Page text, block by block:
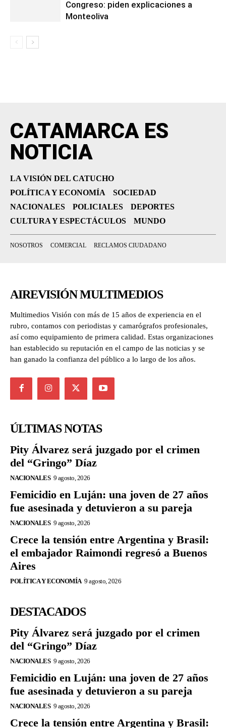
Congreso: piden explicaciones a
Monteoliva
CATAMARCA ES
NOTICIA
LA VISIÓN DEL CATUCHO
POLÍTICA Y ECONOMÍA
SOCIEDAD
NACIONALES
POLICIALES
DEPORTES
CULTURA Y ESPECTÁCULOS
MUNDO
NOSOTROS COMERCIAL RECLAMOS CIUDADANO
AIREVISIÓN MULTIMEDIOS
Multimedios Visión con más de 15 años de experiencia en el
rubro, contamos con periodistas y camarógrafos profesionales,
así como equipamiento de primera calidad. Estas organizaciones
han establecido su reputación en el campo de las noticias y se
han ganado la confianza del público a lo largo de los años.
ÚLTIMAS NOTAS
Pity Álvarez será juzgado por el crimen
del “Gringo” Díaz
NACIONALES 9 agosto, 2026
Femicidio en Luján: una joven de 27 años
fue asesinada y detuvieron a su pareja
NACIONALES 9 agosto, 2026
Crece la tensión entre Argentina y Brasil:
el embajador Raimondi regresó a Buenos
Aires
POLÍTICA Y ECONOMÍA 9 agosto, 2026
DESTACADOS
Pity Álvarez será juzgado por el crimen
del “Gringo” Díaz
NACIONALES 9 agosto, 2026
Femicidio en Luján: una joven de 27 años
fue asesinada y detuvieron a su pareja
NACIONALES 9 agosto, 2026
Crece la tensión entre Argentina y Brasil: